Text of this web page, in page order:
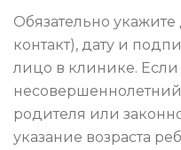
Обязательно
контакт), дату и
лицо в клинике.
родителя или
указание возраста